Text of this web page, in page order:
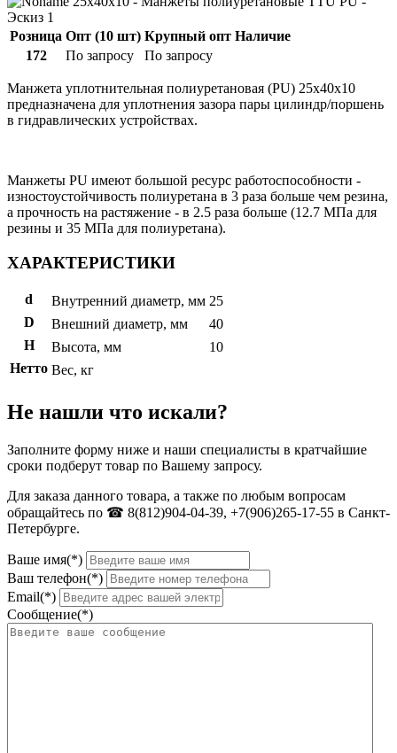
Розница Опт (10 шт) Крупный опт Наличие
172
По запросу По запросу
Манжета уплотнительная полиуретановая (PU) 25x40x10
предназначена для уплотнения зазора пары цилиндр/поршень
в гидравлических устройствах.
Манжеты PU имеют большой ресурс работоспособности -
изностоустойчивость полиуретана в 3 раза больше чем резина,
а прочность на растяжение - в 2.5 раза больше (12.7 МПа для
резины и 35 МПа для полиуретана).
ХАРАКТЕРИСТИКИ
d Внутренний диаметр, мм 25
D
Внешний диаметр, мм
40
H
Высота, мм
10
Нетто Вес, кг
Не нашли что искали?
Заполните форму ниже и наши специалисты в кратчайшие
сроки подберут товар по Вашему запросу.
Для заказа данного товара, а также по любым вопросам
обращайтесь по ☎ 8(812)904-04-39, +7(906)265-17-55 в Санкт-
Петербурге.
Ваше имя(*)
Ваш телефон(*)
Email(*)
Сообщение(*)